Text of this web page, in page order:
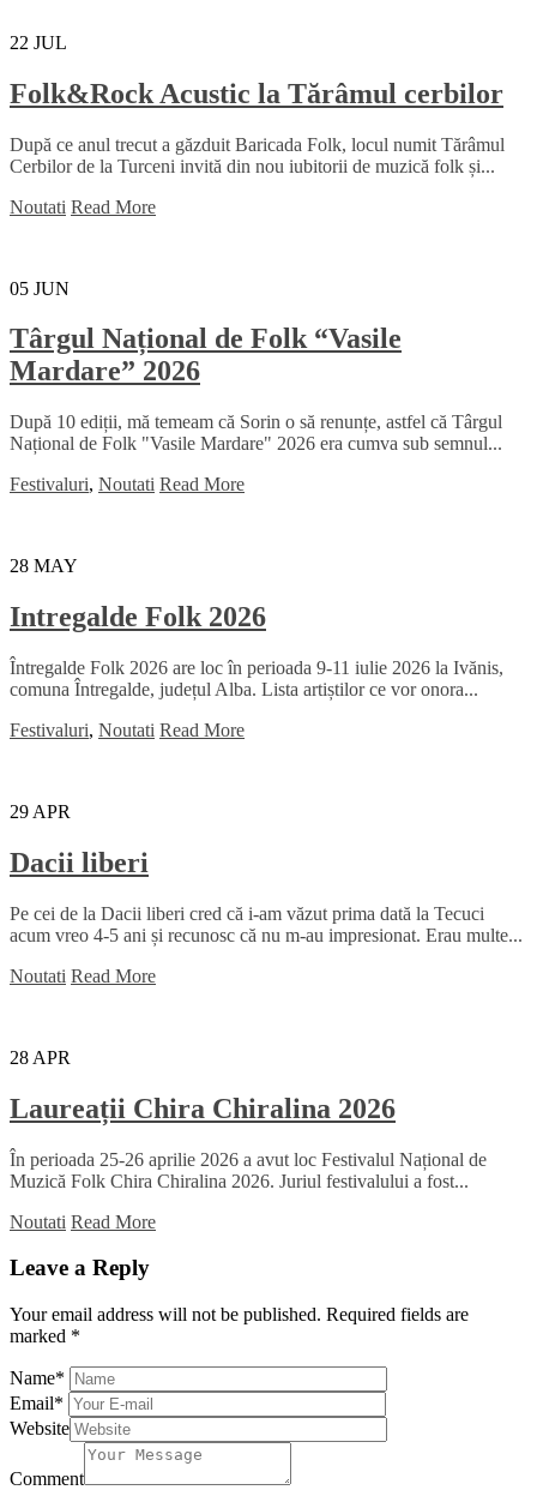
22 JUL
Folk&Rock Acustic la Tărâmul cerbilor
După ce anul trecut a găzduit Baricada Folk, locul numit Tărâmul
Cerbilor de la Turceni invită din nou iubitorii de muzică folk și...
Noutati Read More
05 JUN
Târgul Național de Folk “Vasile
Mardare” 2026
După 10 ediții, mă temeam că Sorin o să renunțe, astfel că Târgul
Național de Folk "Vasile Mardare" 2026 era cumva sub semnul...
Festivaluri, Noutati Read More
28 MAY
Intregalde Folk 2026
Întregalde Folk 2026 are loc în perioada 9-11 iulie 2026 la Ivănis,
comuna Întregalde, județul Alba. Lista artiștilor ce vor onora...
Festivaluri, Noutati Read More
29 APR
Dacii liberi
Pe cei de la Dacii liberi cred că i-am văzut prima dată la Tecuci
acum vreo 4-5 ani și recunosc că nu m-au impresionat. Erau multe...
Noutati Read More
28 APR
Laureații Chira Chiralina 2026
În perioada 25-26 aprilie 2026 a avut loc Festivalul Național de
Muzică Folk Chira Chiralina 2026. Juriul festivalului a fost...
Noutati Read More
Leave a Reply
Your email address will not be published. Required fields are
marked *
Name*
Email*
Website
Comment